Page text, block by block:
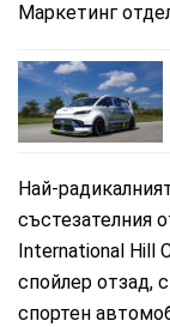
Маркетинг
Най-
състезателния
International Hill
спойлер отзад,
спортен